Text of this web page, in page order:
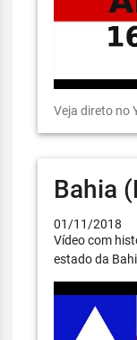
Veja direto no
Bahia
01/11/2018
Vídeo com
estado da